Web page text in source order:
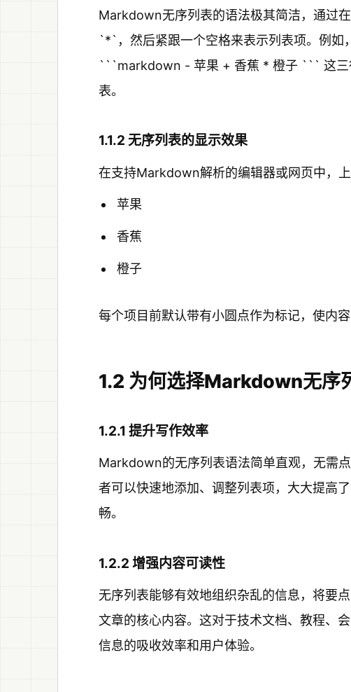
Markdown无序列表的语法极其简洁，通过
`*`，然后紧跟一个空格来表示列表项。例如
```markdown - 苹果 + 香蕉 * 橙子 ``` 这三
表。
1.1.2 无序列表的显示效果
在支持Markdown解析的编辑器或网页中，上
苹果
香蕉
橙子
每个项目前默认带有小圆点作为标记，使内容
1.2 为何选择Markdown无序
1.2.1 提升写作效率
Markdown的无序列表语法简单直观，无需
者可以快速地添加、调整列表项，大大提高
畅。
1.2.2 增强内容可读性
无序列表能够有效地组织杂乱的信息，将要
文章的核心内容。这对于技术文档、教程、
信息的吸收效率和用户体验。